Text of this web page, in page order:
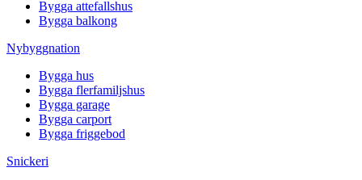
Bygga attefallshus
Bygga balkong
Nybyggnation
Bygga hus
Bygga flerfamiljshus
Bygga garage
Bygga carport
Bygga friggebod
Snickeri